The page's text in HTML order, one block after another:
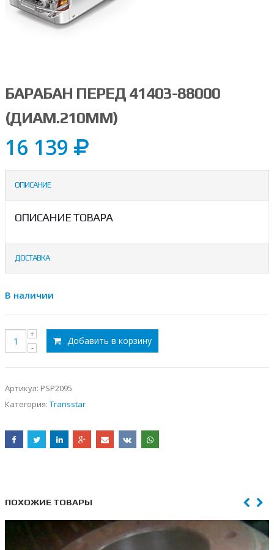
БАРАБАН ПЕРЕД 41403-88000
(ДИАМ.210ММ)
16 139
ОПИСАНИЕ
ОПИСАНИЕ ТОВАРА
ДОСТАВКА
В наличии
Добавить в корзину
Артикул: PSP2095
Категория: Transstar
ПОХОЖИЕ ТОВАРЫ